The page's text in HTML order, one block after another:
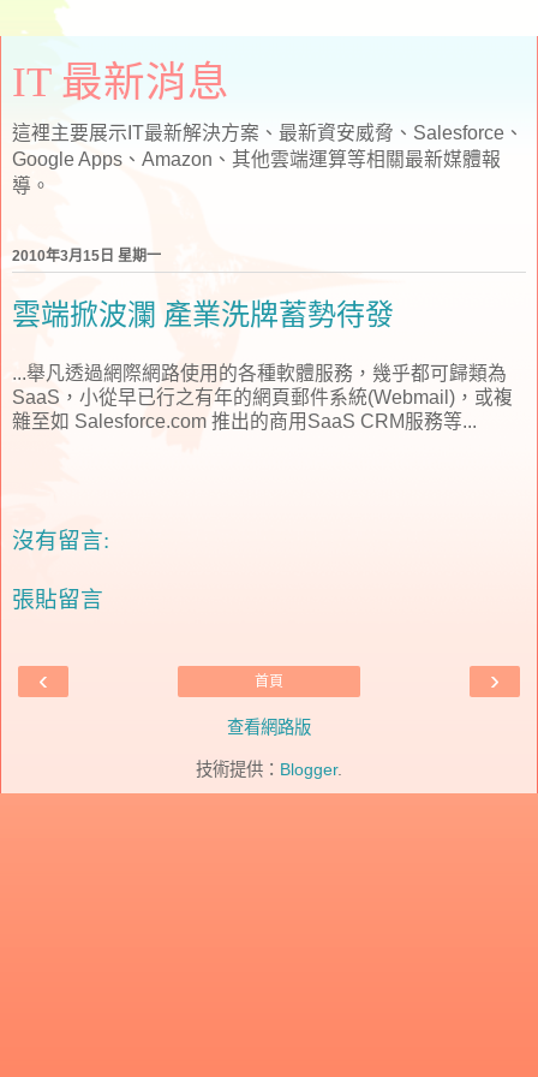
IT 最新消息
這裡主要展示IT最新解決方案、最新資安威脅、Salesforce、
Google Apps、Amazon、其他雲端運算等相關最新媒體報
導。
2010年3月15日 星期一
雲端掀波瀾 產業洗牌蓄勢待發
...舉凡透過網際網路使用的各種軟體服務，幾乎都可歸類為
SaaS，小從早已行之有年的網頁郵件系統(Webmail)，或複
雜至如 Salesforce.com 推出的商用SaaS CRM服務等...
沒有留言:
張貼留言
‹ ›
首頁
查看網路版
技術提供： Blogger.